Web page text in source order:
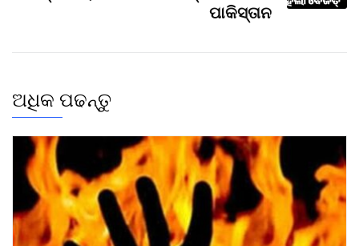
ପାକିସ୍ତାନ
ଅଧିକ ପଢନ୍ତୁ